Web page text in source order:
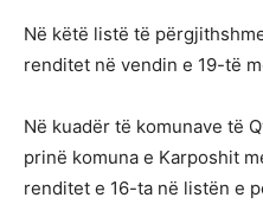
Në këtë listë të
renditet në vendin e 19-të
Në kuadër të komunave të
prinë komuna e Karposhit
renditet e 16-ta në listën e